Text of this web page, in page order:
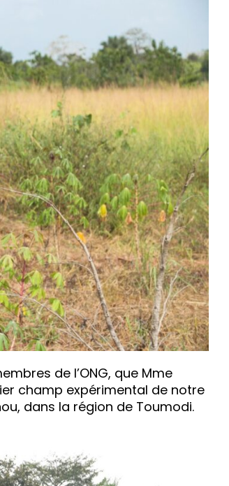
de l’ONG, que Mme
champ expérimental de notre
dans la région de Toumodi.